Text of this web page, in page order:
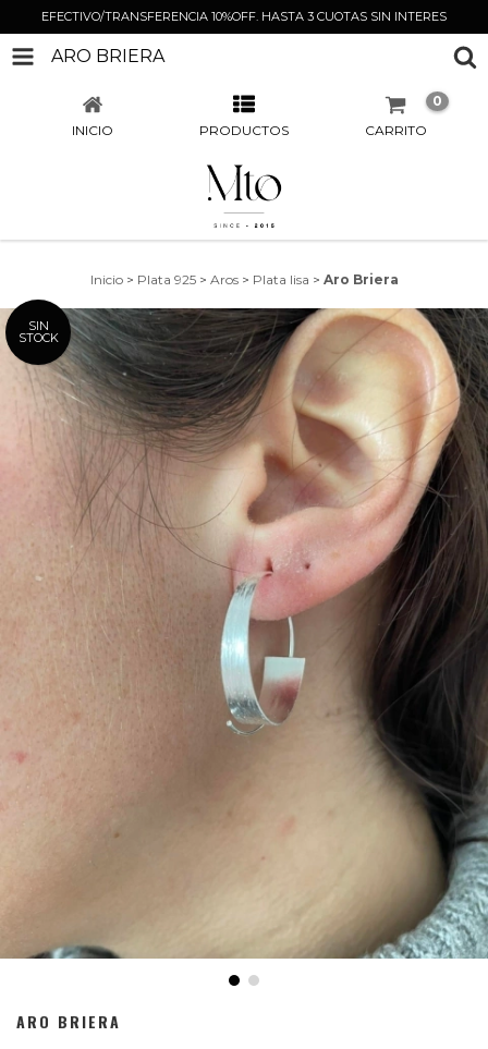
EFECTIVO/TRANSFERENCIA 10%OFF. HASTA 3 CUOTAS SIN INTERES
ARO BRIERA
INICIO PRODUCTOS CARRITO
0
Inicio > Plata 925 > Aros > Plata lisa > Aro Briera
SIN
STOCK
ARO BRIERA